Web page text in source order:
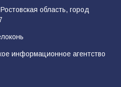
дали ответ
область, город
информационное агентство